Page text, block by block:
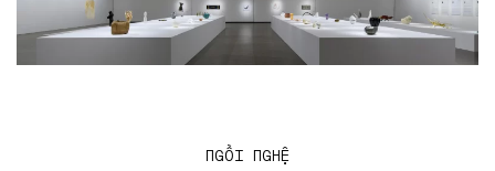
NGỒI NGHỆ